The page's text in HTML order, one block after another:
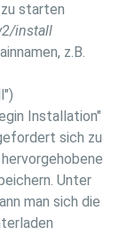
starten
install
z.B.
Installation"
sich zu
Unter
man sich die